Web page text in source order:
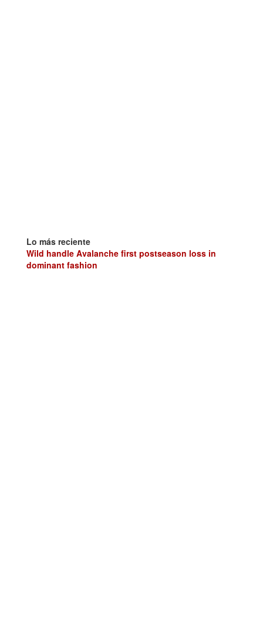
Lo más reciente
Wild handle Avalanche first postseason loss in
dominant fashion